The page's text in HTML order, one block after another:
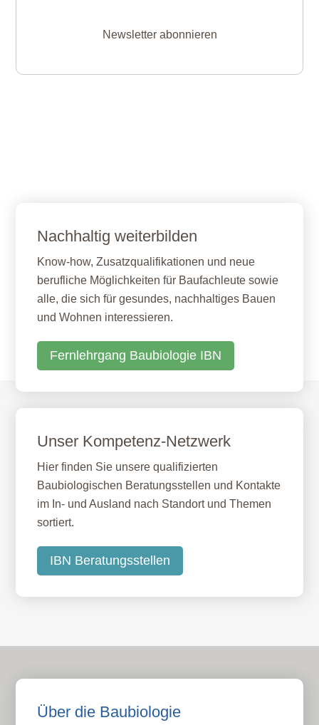
Newsletter abonnieren
Nachhaltig weiterbilden
Know-how, Zusatzqualifikationen und neue
berufliche Möglichkeiten für Baufachleute sowie
alle, die sich für gesundes, nachhaltiges Bauen
und Wohnen interessieren.
Fernlehrgang Baubiologie IBN
Unser Kompetenz-Netzwerk
Hier finden Sie unsere qualifizierten
Baubiologischen Beratungsstellen und Kontakte
im In- und Ausland nach Standort und Themen
sortiert.
IBN Beratungsstellen
Über die Baubiologie